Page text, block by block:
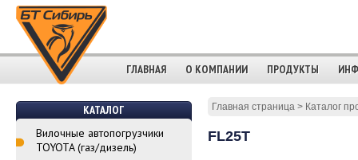
ГЛАВНАЯ О КОМПАНИИ ПРОДУКТЫ
КАТАЛОГ
Вилочные автопогрузчики
TOYOTA (газ/дизель)
Главная страница> Каталог
FL25T